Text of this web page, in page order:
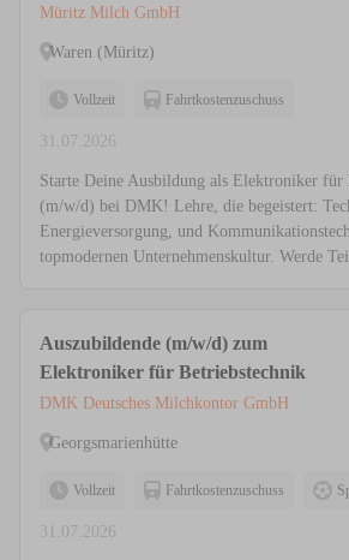
Müritz Milch GmbH
Waren (Müritz)
Vollzeit Fahrtkostenzuschuss
31.07.2026
Starte Deine Ausbildung als Elektroniker für
(m/w/d) bei DMK! Lehre, die begeistert:
Energieversorgung, und
topmodernen Unternehmenskultur. Werde
Auszubildende (m/w/d) zum
Elektroniker für Betriebstechnik
DMK Deutsches Milchkontor GmbH
Georgsmarienhütte
Vollzeit Fahrtkostenzuschuss
31.07.2026